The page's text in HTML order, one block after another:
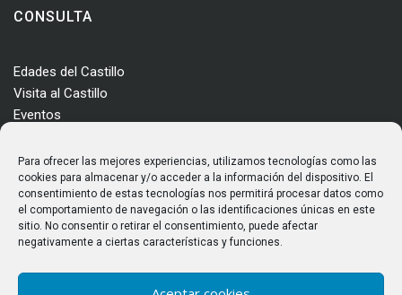
Para ofrecer las mejores experiencias, utilizamos tecnologías como las
cookies para almacenar y/o acceder a la información del dispositivo. El
consentimiento de estas tecnologías nos permitirá procesar datos como
el comportamiento de navegación o las identificaciones únicas en este
sitio. No consentir o retirar el consentimiento, puede afectar
negativamente a ciertas características y funciones.
CONSULTA
Edades del Castillo
Visita al Castillo
Eventos
Enclave
Más información
Consultas
Horarios y tarifas